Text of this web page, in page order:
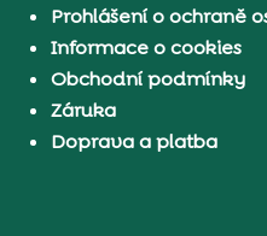
Prohlášení o ochraně
Informace o cookies
Obchodní podmínky
Záruka
Doprava a platba